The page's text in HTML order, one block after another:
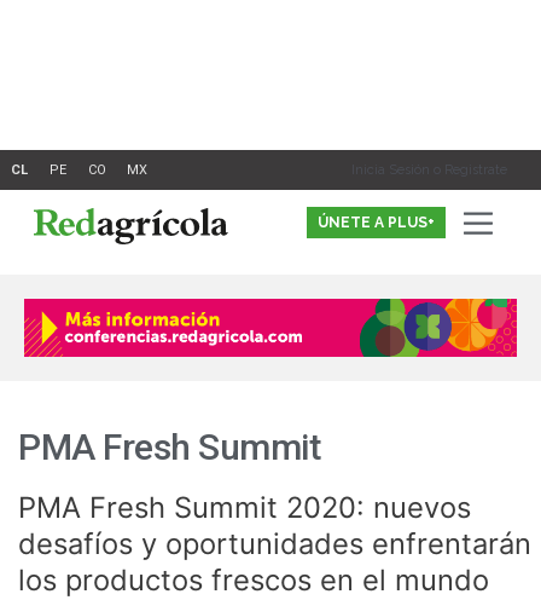
Inicia Sesión o Registrate
ÚNETE A PLUS+
PMA Fresh Summit
PMA Fresh Summit 2020: nuevos
desafíos y oportunidades enfrentarán
los productos frescos en el mundo
PMA
Fresh
Summit
2020: